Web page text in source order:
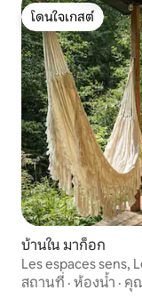
โดนใจเกสต์
โดนใจเกสต์
บ้านใน มาก็อก
Les espaces sens,
สถานที่ · ห้องน้ำ · คุ